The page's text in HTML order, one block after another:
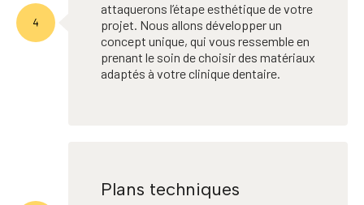
attaquerons l’étape esthétique de votre
projet. Nous allons développer un
concept unique, qui vous ressemble en
prenant le soin de choisir des matériaux
adaptés à votre clinique dentaire.
Plans techniques